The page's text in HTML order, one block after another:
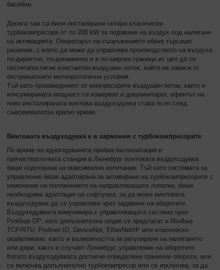
басейни.
Досега там са били инсталирани четири класически
турбокомпресора от по 200 kW за подаване на въздух под налягане
на активацията. Операторът на съоръжението обаче търсеше
решение, с което да може да управлява производството на въздуха
по-директно, по-динамично и в по-широки граници ис цел да се
постигапостигне константен въздушен поток, който не зависи от
екстремалните метеорологични условия.
Тъй като произведеният от компресорите въздушен поток, както и
консумираната мощност се измерват и документират, ефектът на
ново инсталираната винтова въздуходувка става ясен след
съвсеммалкоза кратко време.
Винтовата въздуходувка е в хармония с турбокомпресорите
По време на едногодишната пробна експлоатация в
пречиствателната станция в Люнебург винтовата въздуходувка
беше подложена на максимално изпитание. Тъй като системата за
управление беше адаптирана за активиране на турбокомпресорите с
изменение на положението на направляващите лопатки, беше
необходима адаптация на софтуера, за да може винтовата
въздуходувка да се управлява чрез задаване на оборотите.
Въздуходувката комуникира с управляващата система чрез
Profibus DP; като допълнителна опция се предлагат и Modbus
TCP/RTU, Profinet IO, DeviceNet, EtherNet/IP или класическо
окабеляване, както и възможността за регулиране на налягането
или дори, както е случаят Люнебург, управление на оборотите.
Когато въздуходувката достигне определени гранични обороти, или
се включва допълнително турбокомпресор или се изключва, за да